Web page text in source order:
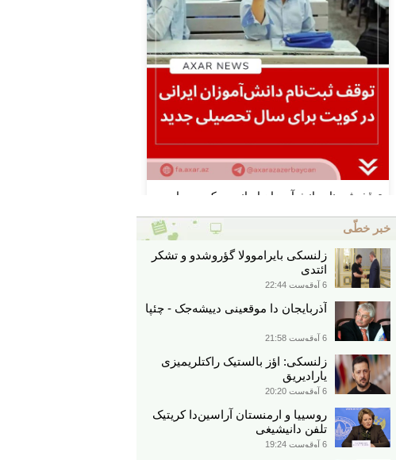
خبر خطّی
زلنسکی بایراموولا گؤروشدو و تشکر
ائتدی
6 آوقوست 22:44
آذربایجان دا موقعینی دییشه‌جک - چئپا
6 آوقوست 21:58
زلنسکی: اؤز بالستیک راکتلریمیزی
یارادیریق
6 آوقوست 20:20
روسییا و ارمنستان آراسین‌دا کریتیک
تلفن دانیشیغی
6 آوقوست 19:24